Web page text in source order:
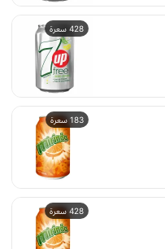
428 سعرة
183 سعرة
428 سعرة